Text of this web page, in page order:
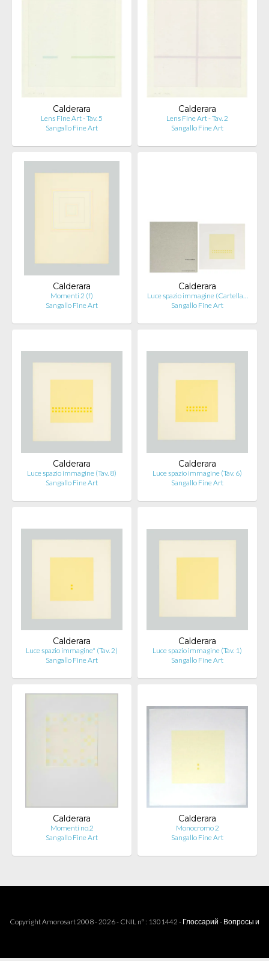
Calderara
Lens Fine Art - Tav. 5
Sangallo Fine Art
Calderara
Lens Fine Art - Tav. 2
Sangallo Fine Art
Calderara
Momenti 2 (f)
Sangallo Fine Art
Calderara
Luce spazio immagine (Cartella…
Sangallo Fine Art
Calderara
Luce spazio immagine (Tav. 8)
Sangallo Fine Art
Calderara
Luce spazio immagine (Tav. 6)
Sangallo Fine Art
Calderara
Luce spazio immagine" (Tav. 2)
Sangallo Fine Art
Calderara
Luce spazio immagine (Tav. 1)
Sangallo Fine Art
Calderara
Momenti no.2
Sangallo Fine Art
Calderara
Monocromo 2
Sangallo Fine Art
Copyright Amorosart 2008 - 2026 - CNIL n° : 1301442 - Глоссарий - Вопросы и